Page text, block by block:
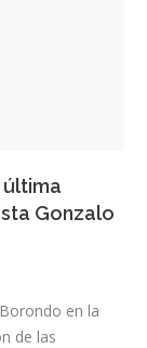
Gonzalo
en la
de las